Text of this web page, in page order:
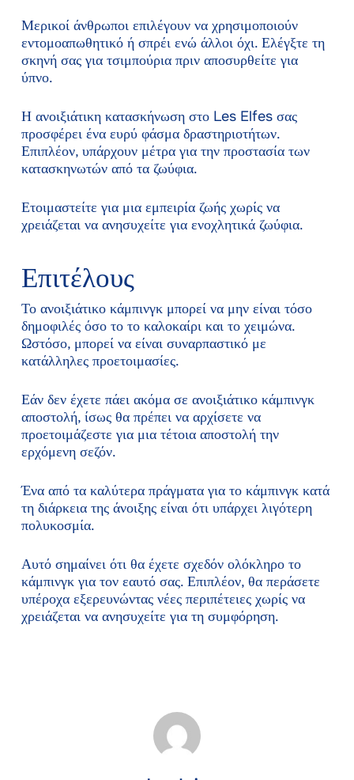
Μερικοί άνθρωποι επιλέγουν να χρησιμοποιούν
εντομοαπωθητικό ή σπρέι ενώ άλλοι όχι. Ελέγξτε τη
σκηνή σας για τσιμπούρια πριν αποσυρθείτε για
ύπνο.
Η ανοιξιάτικη κατασκήνωση στο Les Elfes σας
προσφέρει ένα ευρύ φάσμα δραστηριοτήτων.
Επιπλέον, υπάρχουν μέτρα για την προστασία των
κατασκηνωτών από τα ζωύφια.
Ετοιμαστείτε για μια εμπειρία ζωής χωρίς να
χρειάζεται να ανησυχείτε για ενοχλητικά ζωύφια.
Επιτέλους
Το ανοιξιάτικο κάμπινγκ μπορεί να μην είναι τόσο
δημοφιλές όσο το το καλοκαίρι και το χειμώνα.
Ωστόσο, μπορεί να είναι συναρπαστικό με
κατάλληλες προετοιμασίες.
Εάν δεν έχετε πάει ακόμα σε ανοιξιάτικο κάμπινγκ
αποστολή, ίσως θα πρέπει να αρχίσετε να
προετοιμάζεστε για μια τέτοια αποστολή την
ερχόμενη σεζόν.
Ένα από τα καλύτερα πράγματα για το κάμπινγκ κατά
τη διάρκεια της άνοιξης είναι ότι υπάρχει λιγότερη
πολυκοσμία.
Αυτό σημαίνει ότι θα έχετε σχεδόν ολόκληρο το
κάμπινγκ για τον εαυτό σας. Επιπλέον, θα περάσετε
υπέροχα εξερευνώντας νέες περιπέτειες χωρίς να
χρειάζεται να ανησυχείτε για τη συμφόρηση.